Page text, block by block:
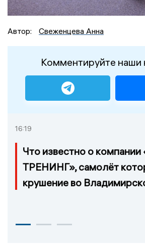
Автор: Свеженцева Анна
Комментируйте наши
16:19
Что известно о
ТРЕНИНГ», самолёт
крушение во